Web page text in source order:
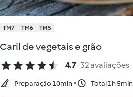
TM7 TM6 TM5
Caril de vegetais e grão
4.7 32 avaliações
Preparação 10min Total 1h 5min